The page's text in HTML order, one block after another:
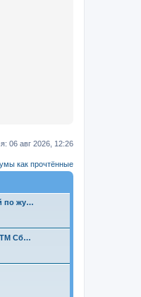
06 авг 2026, 12:26
как прочтённые
по жу…
Сб…